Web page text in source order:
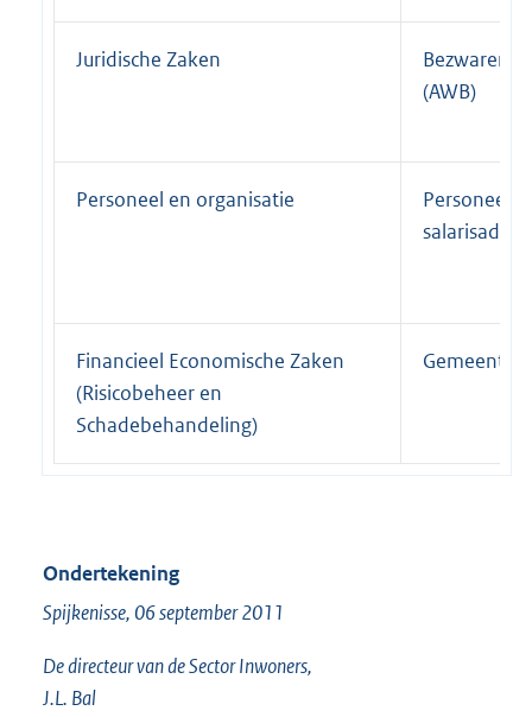
Juridische Zaken
Bezwaren
(AWB)
Personeel en organisatie
Financieel Economische Zaken
(Risicobeheer en
Schadebehandeling)
Ondertekening
Spijkenisse, 06 september 2011
De directeur van de Sector Inwoners,
J.L. Bal